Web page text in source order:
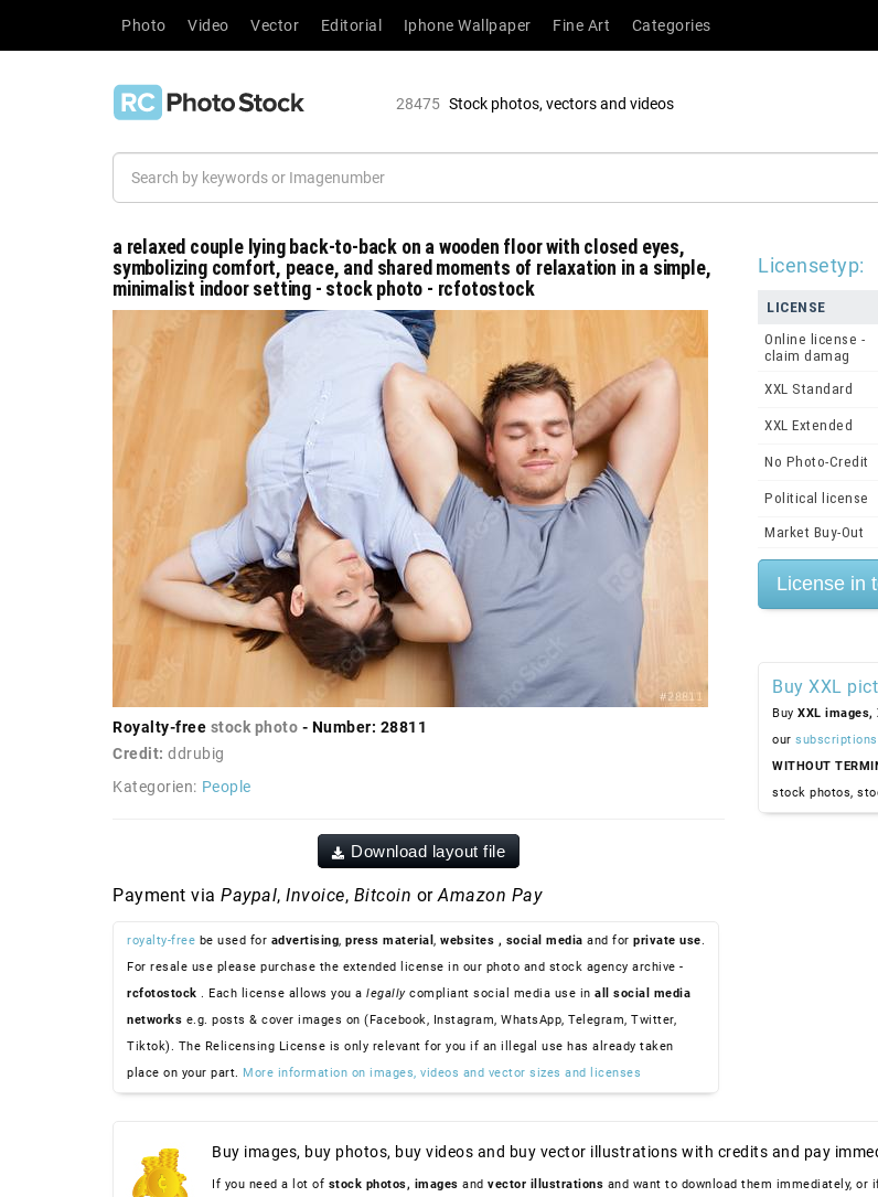
Photo Video Vector Editorial Iphone Wallpaper Fine Art Categories
28475 Stock photos, vectors and videos
a relaxed couple lying back-to-back on a wooden floor with closed eyes,
symbolizing comfort, peace, and shared moments of relaxation in a simple,
minimalist indoor setting - stock photo - rcfotostock
Royalty-free stock photo - Number: 28811
Credit: ddrubig
Kategorien: People
Download layout file
Payment via Paypal, Invoice, Bitcoin or Amazon Pay
royalty-free be used for advertising, press material , websites , social media and for private use.
For resale use please purchase the extended license in our photo and stock agency archive -
rcfotostock . Each license allows you a legallycompliant social media use in all social media
networks e.g. posts & cover images on (Facebook, Instagram, WhatsApp, Telegram, Twitter,
Tiktok). The Relicensing License is only relevant for you if an illegal use has already taken
place on your part. More information on images, videos and vector sizes and licenses
Licensetyp:
LICENSE
Online license -
claim damag
XXL Standard
XXL Extended
No Photo-Credit
Political license
Market Buy-Out
Buy XXL
Buy XXL images,
our subscriptions
WITHOUT
stock photos,
Buy images, buy photos, buy videos and buy vector illustrations with credits and pay
If you need a lot of stock photos, images and vector illustrations and want to download them immediately, or